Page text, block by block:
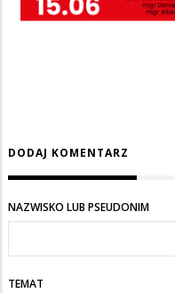
DODAJ KOMENTARZ
NAZWISKO LUB PSEUDONIM
TEMAT